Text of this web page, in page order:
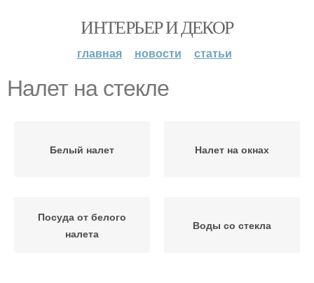
ИНТЕРЬЕР И ДЕКОР
главная новости статьи
Налет на стекле
Белый налет Налет на окнах
Посуда от белого
налета
Воды со стекла